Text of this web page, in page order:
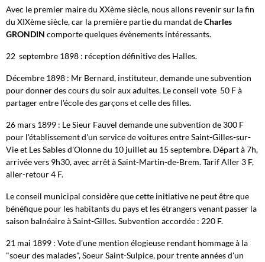
Avec le premier maire du XXème siècle, nous allons revenir sur la fin
du XIXème siècle, car la première partie du mandat deCharles
GRONDIN comporte quelques évènements intéressants.
22 septembre 1898 : réception définitive des Halles.
Décembre 1898 : Mr Bernard, instituteur, demande une subvention
pour donner des cours du soir aux adultes. Le conseil vote 50 F à
partager entre l'école des garçons et celle des filles.
26 mars 1899 : Le Sieur Fauvel demande une subvention de 300 F
pour l'établissement d'un service de voitures entre Saint-Gilles-sur-
Vie et Les Sables d'Olonne du 10 juillet au 15 septembre. Départ à 7h,
arrivée vers 9h30, avec arrêt à Saint-Martin-de-Brem. Tarif Aller 3 F,
aller-retour 4 F.
Le conseil municipal considère que cette initiative ne peut être que
bénéfique pour les habitants du pays et les étrangers venant passer la
saison balnéaire à Saint-Gilles. Subvention accordée : 220 F.
21 mai 1899 : Vote d'une mention élogieuse rendant hommage à la
"soeur des malades", Soeur Saint-Sulpice, pour trente années d'un